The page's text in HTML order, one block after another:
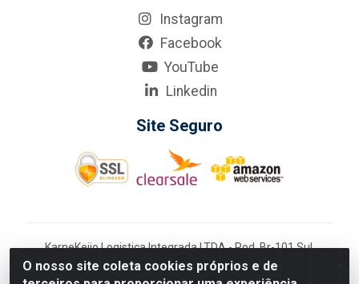
O nosso site coleta cookies próprios e de
Instagram
Facebook
YouTube
Linkedin
Site Seguro
KarneKeijo Logistica Integrada LTDA - Rod. Br-101 Sul,
nº3700 - Barro, Recife/PE, 50900-400 CNPJ:
24.150.377/0001-95